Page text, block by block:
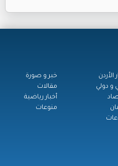
الأردن
و دولي
خبر و صورة
مقالات
أخبار رياضية
منوعات